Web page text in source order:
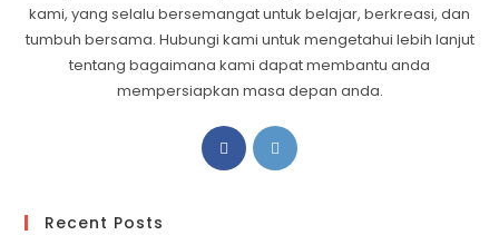
kami, yang selalu bersemangat untuk belajar, berkreasi, dan
tumbuh bersama. Hubungi kami untuk mengetahui lebih lanjut
tentang bagaimana kami dapat membantu anda
mempersiapkan masa depan anda.
Recent Posts